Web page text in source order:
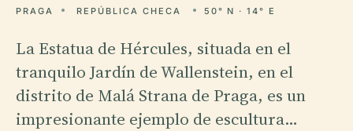
PRAGA REPÚBLICA CHECA 50° N · 14° E
La Estatua de Hércules, situada en el
tranquilo Jardín de Wallenstein, en el
distrito de Malá Strana de Praga, es un
impresionante ejemplo de escultura…